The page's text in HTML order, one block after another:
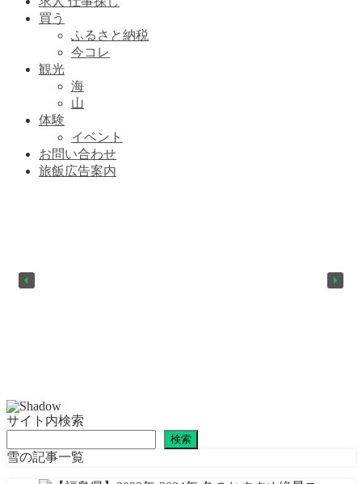
買う
ふるさと納税
今コレ
観光
海
山
体験
イベント
お問い合わせ
旅飯広告案内
サイト内検索
検索
雪の記事一覧